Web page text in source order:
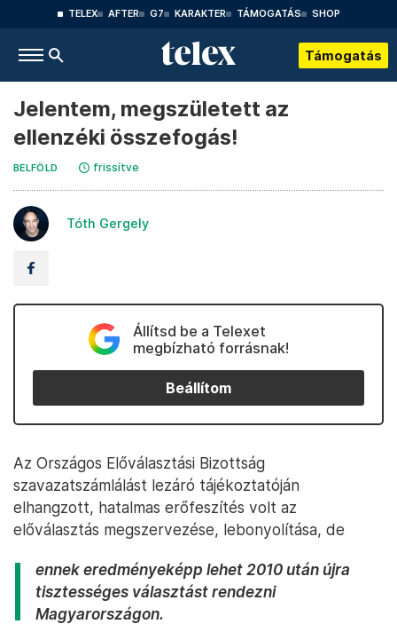
TELEX AFTER G7 KARAKTER TÁMOGATÁS SHOP
Támogatás
Jelentem, megszületett az
ellenzéki összefogás!
BELFÖLD frissítve
Tóth Gergely
Állítsd be a Telexet
megbízható forrásnak!
Beállítom
Az Országos Előválasztási Bizottság
szavazatszámlálást lezáró tájékoztatóján
elhangzott, hatalmas erőfeszítés volt az
előválasztás megszervezése, lebonyolítása, de
ennek eredményeképp lehet 2010 után újra
tisztességes választást rendezni
Magyarországon.